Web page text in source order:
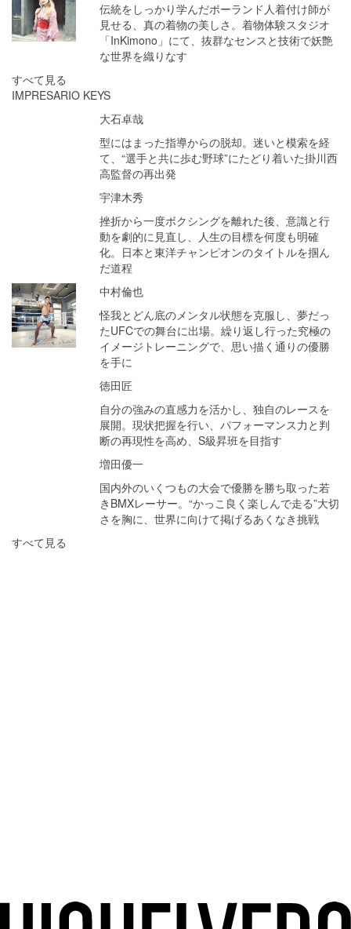
伝統をしっかり学んだポーランド人着付け師が
見せる、真の着物の美しさ。着物体験スタジオ
「InKimono」にて、抜群なセンスと技術で妖艶
な世界を織りなす
すべて見る
IMPRESARIO KEYS
大石卓哉
型にはまった指導からの脱却。迷いと模索を経
て、“選手と共に歩む野球”にたどり着いた掛川西
高監督の再出発
宇津木秀
挫折から一度ボクシングを離れた後、意識と行
動を劇的に見直し、人生の目標を何度も明確
化。日本と東洋チャンピオンのタイトルを掴ん
だ道程
中村倫也
怪我とどん底のメンタル状態を克服し、夢だっ
たUFCでの舞台に出場。繰り返し行った究極の
イメージトレーニングで、思い描く通りの優勝
を手に
徳田匠
自分の強みの直感力を活かし、独自のレースを
展開。現状把握を行い、パフォーマンス力と判
断の再現性を高め、S級昇班を目指す
増田優一
国内外のいくつもの大会で優勝を勝ち取った若
きBMXレーサー。“かっこ良く楽しんで走る”大切
さを胸に、世界に向けて掲げるあくなき挑戦
すべて見る